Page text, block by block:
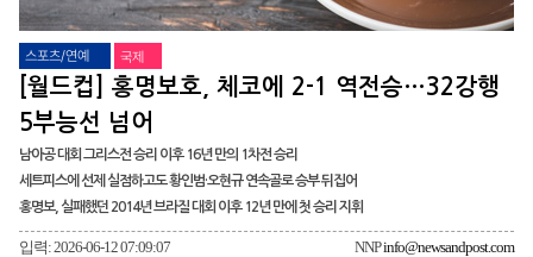
스포츠/연예 국제
[월드컵] 홍명보호, 체코에 2-1 역전승…32강행
5부능선 넘어
남아공 대회 그리스전 승리 이후 16년 만의 1차전 승리
세트피스에 선제 실점하고도 황인범·오현규 연속골로 승부 뒤집어
홍명보, 실패했던 2014년 브라질 대회 이후 12년 만에 첫 승리 지휘
입력: 2026-06-12 07:09:07 NNPinfo@newsandpost.com